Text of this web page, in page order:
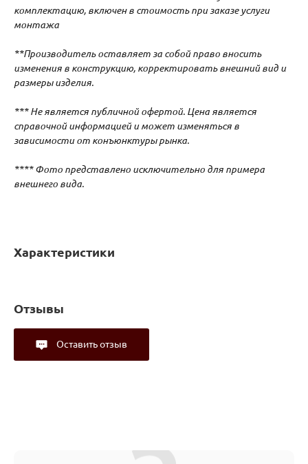
комплектацию, включен в стоимость при заказе услуги
монтажа
**Производитель оставляет за собой право вносить
изменения в конструкцию, корректировать внешний вид и
размеры изделия.
*** Не является публичной офертой. Цена является
справочной информацией и может изменяться в
зависимости от конъюнктуры рынка.
**** Фото представлено исключительно для примера
внешнего вида.
Характеристики
Отзывы
Оставить отзыв